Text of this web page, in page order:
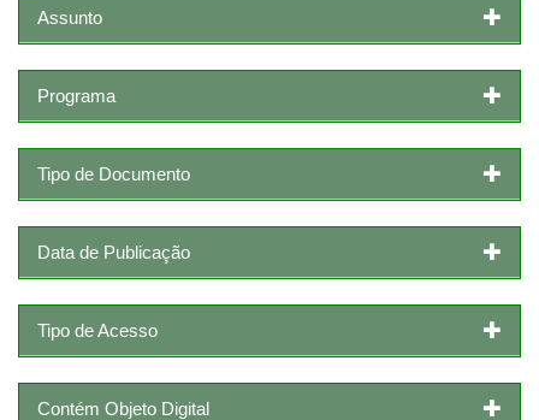
Assunto
Programa
Tipo de Documento
Data de Publicação
Tipo de Acesso
Contém Objeto Digital